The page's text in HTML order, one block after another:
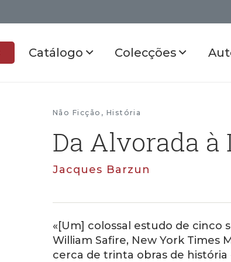
Catálogo Colecções
Não Ficção , História
Da Alvorada à
Jacques Barzun
«[Um] colossal estudo de cinco
William Safire, New York
cerca de trinta obras de